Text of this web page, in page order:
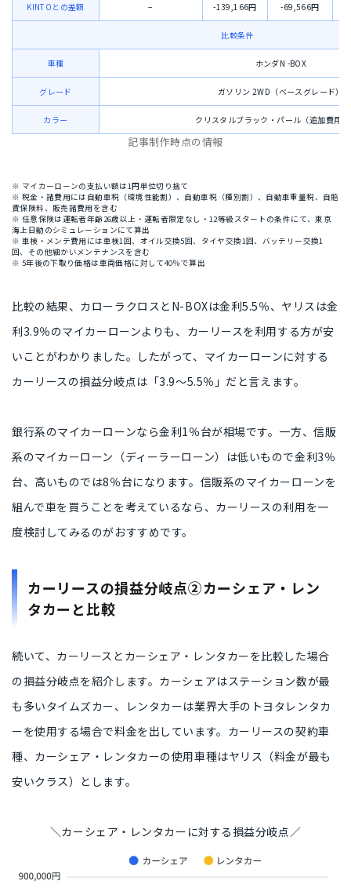
KINTOとの差額 − -139,166円 -69,566円
比較条件
車種 ホンダN -BOX
グレード ガソリン 2WD（ベースグレード）
カラー クリスタルブラック・パール（追加費用
記事制作時点の情報
※ マイカーローンの支払い額は1円単位切り捨て
※ 税金・諸費用には自動車税（環境性能割）、自動車税（種別割）、自動車重量税、自賠
責保険料、販売諸費用を含む
※ 任意保険は運転者年齢26歳以上・運転者限定なし・12等級スタートの条件にて、東京
海上日動のシミュレーションにて算出
※ 車検・メンテ費用には車検1回、オイル交換5回、タイヤ交換1回、バッテリー交換1
回、その他細かいメンテナンスを含む
※ 5年後の下取り価格は車両価格に対して40％で算出
比較の結果、 カローラクロスとN-BOXは金利5.5％、ヤリスは金
利3.9％のマイカーローンよりも、カーリースを利用する方が安
い ことがわかりました。したがって、 マイカーローンに対する
カーリースの損益分岐点は「3.9〜5.5％」 だと言えます。
銀行系のマイカーローンなら金利1％台が相場です。一方、信販
系のマイカーローン（ディーラーローン）は低いもので金利3％
台、高いものでは8％台になります。信販系のマイカーローンを
組んで車を買うことを考えているなら、 カーリースの利用を一
度検討してみるのがおすすめです。
カーリースの損益分岐点②カーシェア・レン
タカーと比較
続いて、 カーリースとカーシェア・レンタカーを比較した場合
の損益分岐点を紹介 します。カーシェアはステーション数が最
も多いタイムズカー、レンタカーは業界大手の トヨタレンタカ
ーを使用する場合で料金を出しています。カーリースの契約車
種、カーシェア・レンタカーの使用車種はヤリス（料金が最も
安いクラス） とします。
＼カーシェア・レンタカーに対する損益分岐点／